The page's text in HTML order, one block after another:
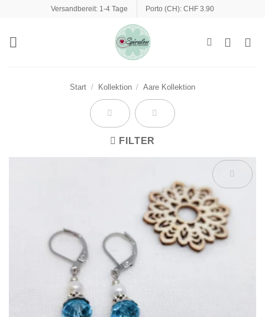
springen
Versandbereit: 1-4 Tage Porto (CH): CHF 3.90
Start / Kollektion / Aare Kollektion
FILTER
Auf die
Wunschliste